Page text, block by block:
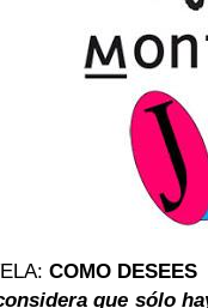
COMO DESEES
que sólo